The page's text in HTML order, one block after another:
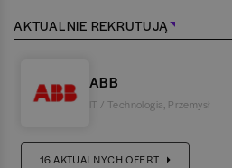
AKTUALNIE REKRUTUJĄ
ABB
IT / Technologia Przemysł
16AKTUALNYCH OFERT